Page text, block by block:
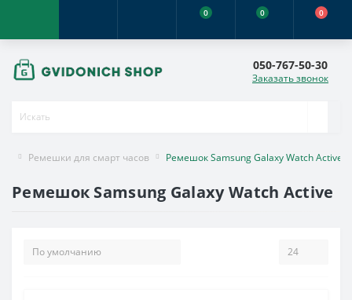
0 0 0
050-767-50-30
Заказать звонок
Ремешки для смарт часов Ремешок Samsung Galaxy Watch Active
Ремешок Samsung Galaxy Watch Active